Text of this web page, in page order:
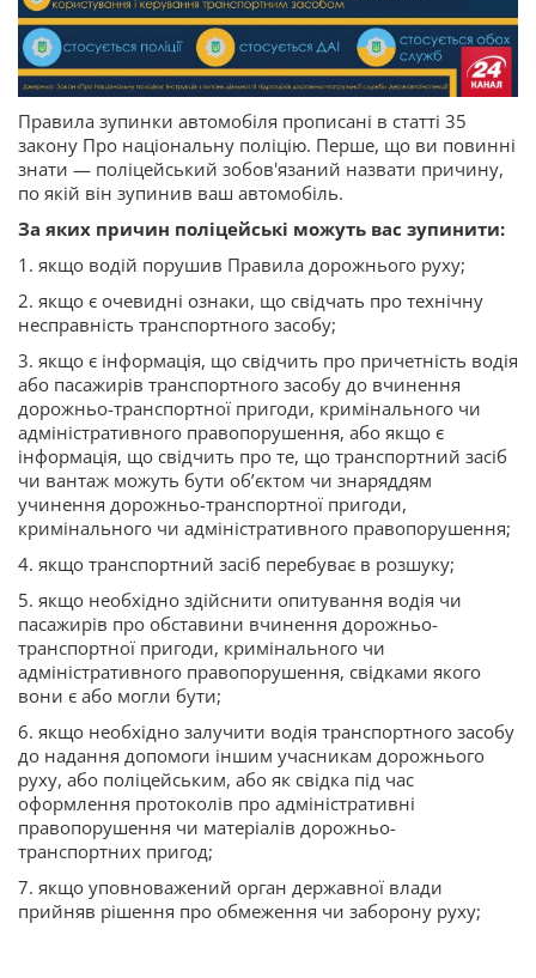
Правила зупинки автомобіля прописані в статті 35
закону Про національну поліцію. Перше, що ви повинні
знати — поліцейський зобов'язаний назвати причину,
по якій він зупинив ваш автомобіль.
За яких причин поліцейські можуть вас зупинити:
1. якщо водій порушив Правила дорожнього руху;
2. якщо є очевидні ознаки, що свідчать про технічну
несправність транспортного засобу;
3. якщо є інформація, що свідчить про причетність водія
або пасажирів транспортного засобу до вчинення
дорожньо-транспортної пригоди, кримінального чи
адміністративного правопорушення, або якщо є
інформація, що свідчить про те, що транспортний засіб
чи вантаж можуть бути об’єктом чи знаряддям
учинення дорожньо-транспортної пригоди,
кримінального чи адміністративного правопорушення;
4. якщо транспортний засіб перебуває в розшуку;
5. якщо необхідно здійснити опитування водія чи
пасажирів про обставини вчинення дорожньо-
транспортної пригоди, кримінального чи
адміністративного правопорушення, свідками якого
вони є або могли бути;
6. якщо необхідно залучити водія транспортного засобу
до надання допомоги іншим учасникам дорожнього
руху, або поліцейським, або як свідка під час
оформлення протоколів про адміністративні
правопорушення чи матеріалів дорожньо-
транспортних пригод;
7. якщо уповноважений орган державної влади
прийняв рішення про обмеження чи заборону руху;